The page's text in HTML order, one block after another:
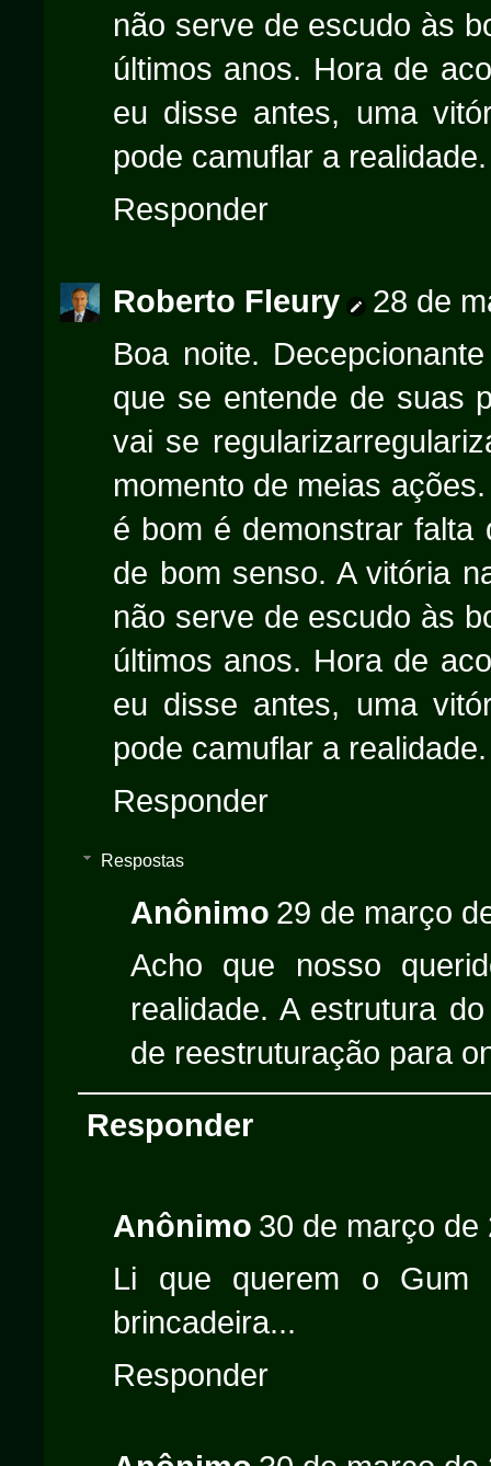
não serve de escudo às
últimos anos. Hora de
eu disse antes, uma
pode camuflar a realidade.
Responder
Roberto Fleury
28 de
Boa noite.
que se entende de suas
vai se
momento de meias
é bom é demonstrar falta
de bom senso. A vitória
não serve de escudo às
últimos anos. Hora de
eu disse antes, uma
pode camuflar a realidade.
Responder
Respostas
Anônimo 29 de março
Acho que nosso
realidade. A estrutura
de reestruturação para
Responder
Anônimo 30 de março de
Li que querem o Gum
brincadeira...
Responder